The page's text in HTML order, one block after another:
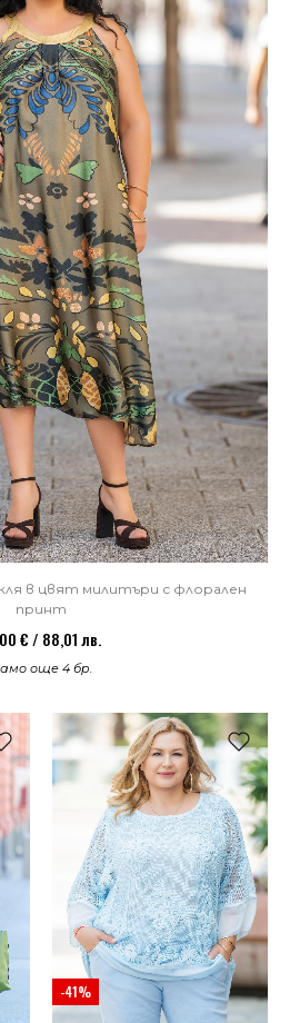
в цвят милитъри с флорален
принт
€ / 88,01 лв.
още 4 бр.
-41%